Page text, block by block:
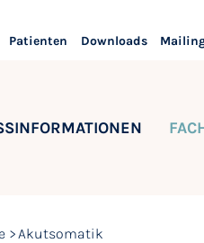
Patienten Downloads
Akutsomatik